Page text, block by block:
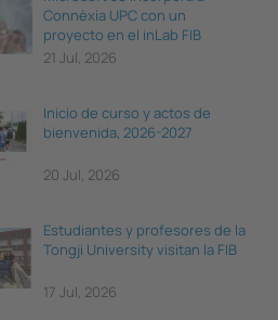
Connèxia UPC con un
proyecto en el inLab FIB
21 Jul, 2026
Inicio de curso y actos de
bienvenida, 2026-2027
20 Jul, 2026
Estudiantes y profesores de la
Tongji University visitan la FIB
17 Jul, 2026